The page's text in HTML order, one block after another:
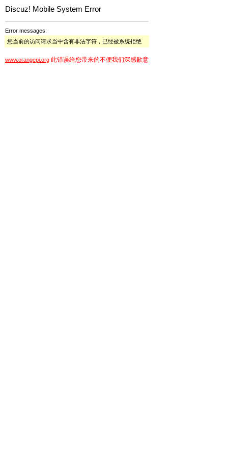
Discuz! Mobile System Error
Error messages:
您当前的访问请求当中含有非法字符，已经被系统拒绝
www.orangepi.org 此错误给您带来的不便我们深感歉意